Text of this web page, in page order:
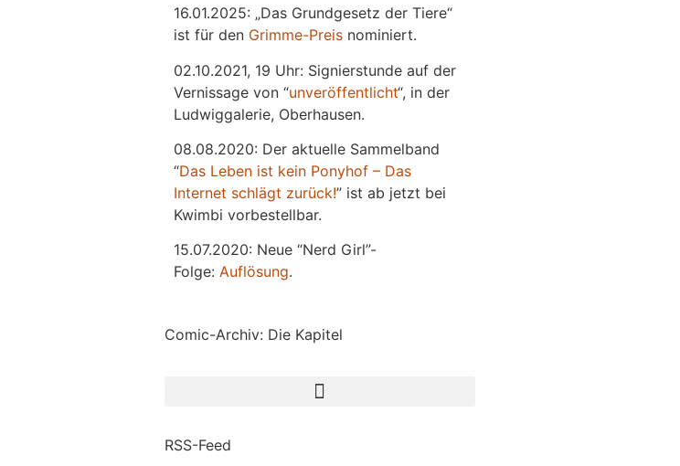
16.01.2025: „Das Grundgesetz der Tiere“
ist für den Grimme-Preisnominiert.
02.10.2021, 19 Uhr: Signierstunde auf der
Vernissage von “unveröffentlicht“, in der
Ludwiggalerie, Oberhausen.
08.08.2020: Der aktuelle Sammelband
“DasLebenist kein Ponyhof – Das
Internet schlägt zurück!” ist ab jetzt bei
Kwimbi vorbestellbar.
15.07.2020: Neue “Nerd Girl”-
Folge: Auflösung.
Comic-Archiv: Die Kapitel
RSS-Feed